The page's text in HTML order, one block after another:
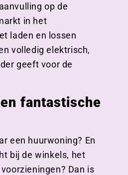
op de
in het
laden en lossen
volledig elektrisch,
geeft voor de
fantastische
een huurwoning? En
bij de winkels, het
Dan is